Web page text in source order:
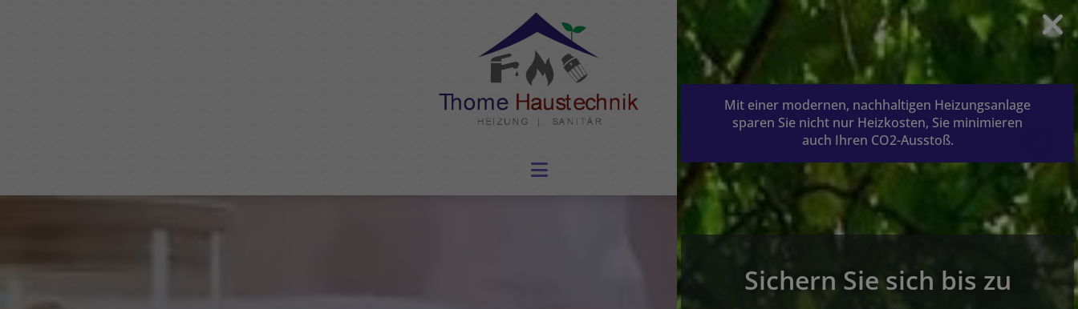
Mit einer modernen, nachhaltigen Heizungsanlage
sparen Sie nicht nur Heizkosten, Sie minimieren
auch Ihren CO2-Ausstoß.
Sichern Sie sich bis zu